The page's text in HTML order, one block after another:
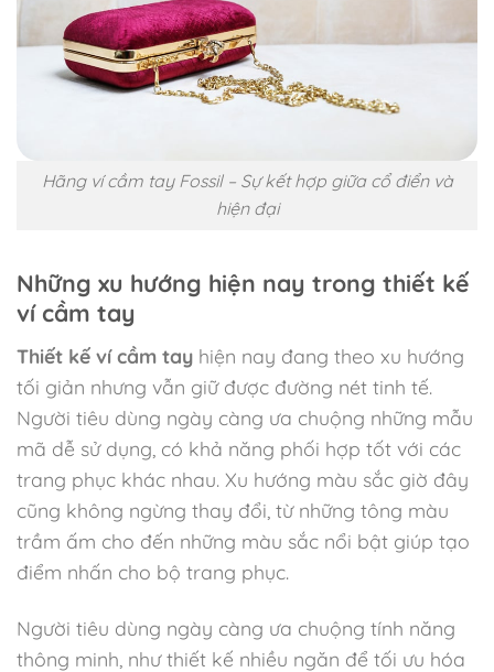
Hãng ví cầm tay Fossil – Sự kết hợp giữa cổ điển và
hiện đại
Những xu hướng hiện nay trong thiết kế
ví cầm tay
Thiết kế ví cầm tay hiện nay đang theo xu hướng
tối giản nhưng vẫn giữ được đường nét tinh tế.
Người tiêu dùng ngày càng ưa chuộng những mẫu
mã dễ sử dụng, có khả năng phối hợp tốt với các
trang phục khác nhau. Xu hướng màu sắc giờ đây
cũng không ngừng thay đổi, từ những tông màu
trầm ấm cho đến những màu sắc nổi bật giúp tạo
điểm nhấn cho bộ trang phục.
Người tiêu dùng ngày càng ưa chuộng tính năng
thông minh, như thiết kế nhiều ngăn để tối ưu hóa